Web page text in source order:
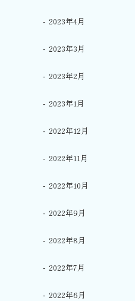
2023年4月
2023年3月
2023年2月
2023年1月
2022年12月
2022年11月
2022年10月
2022年9月
2022年8月
2022年7月
2022年6月